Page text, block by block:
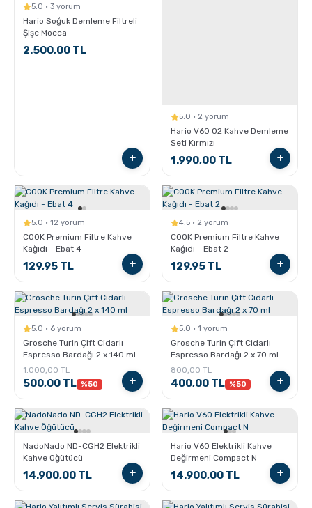
5.0 · 3 yorum
Hario Soğuk Demleme Filtreli
Şişe Mocca
2.500,00 TL
5.0 · 2 yorum
Hario V60 02 Kahve Demleme
Seti Kırmızı
1.990,00 TL
5.0 · 12 yorum
COOK Premium Filtre Kahve
Kağıdı - Ebat 4
129,95 TL
4.5 · 2 yorum
COOK Premium Filtre Kahve
Kağıdı - Ebat 2
129,95 TL
5.0 · 6 yorum
Grosche Turin Çift Cidarlı
Espresso Bardağı 2 x 140 ml
1.000,00 TL
500,00 TL %50
5.0 · 1 yorum
Grosche Turin Çift Cidarlı
Espresso Bardağı 2 x 70 ml
800,00 TL
400,00 TL %50
NadoNado ND-CGH2 Elektrikli
Kahve Öğütücü
14.900,00 TL
Hario V60 Elektrikli Kahve
Değirmeni Compact N
14.900,00 TL